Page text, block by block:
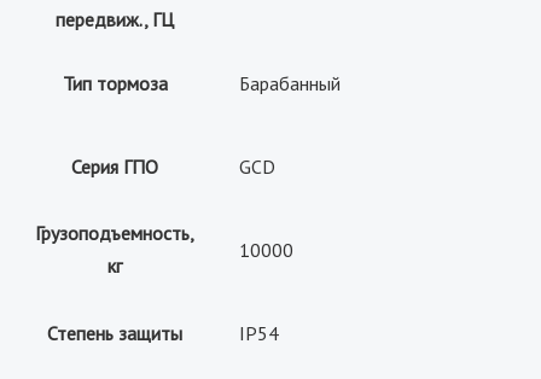
передвиж., ГЦ
Тип тормоза Барабанный
Серия ГПО GCD
Грузоподъемность,
кг
10000
Степень защиты IP54